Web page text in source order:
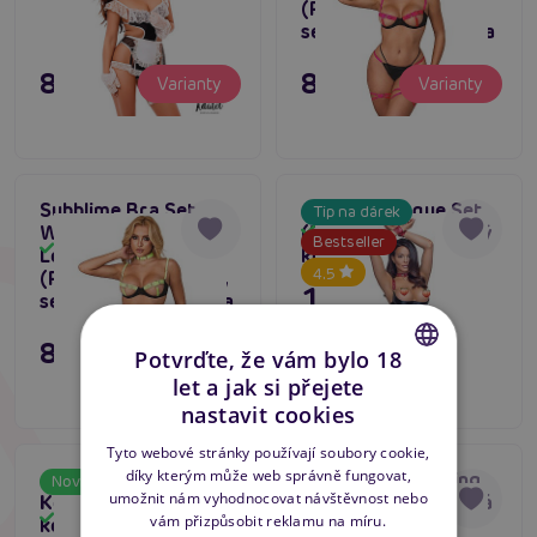
895 Kč Varianty
(Fluorescent Pink),
sexy souprava prádla
895 Kč Varianty
Subblime Bra Set
With Necklace and
Leg Details
(Fluorescent Green),
sexy souprava prádla
Skladem
895 Kč Varianty
Tip na dárek
Bestseller
4.5
Asmona Basque Set
(Black/Red), dámský
korzet s bondáží
Skladem
1 195 Kč
Varianty
Novinka
ADALET LINGERIE
Keira Nurse Costume,
kostým sexy
Tip na dárek
Penthouse Smoking
Gun (Black), erotická
dvoudílná souprava
Skladem
ENGLISH
Potvrďte, že vám bylo 18
let a jak si přejete
nastavit cookies
Tyto webové stránky používají soubory cookie,
díky kterým může web správně fungovat,
umožnit nám vyhodnocovat návštěvnost nebo
vám přizpůsobit reklamu na míru.